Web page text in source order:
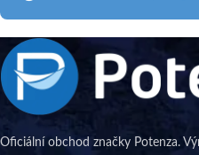
Oficiální obchod značky Potenza.